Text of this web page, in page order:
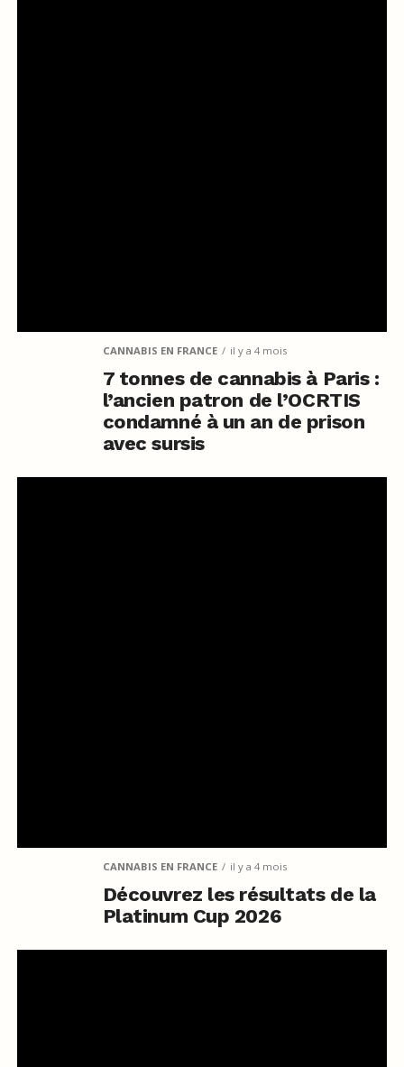
CANNABIS EN FRANCE il y a 4 mois
7 tonnes de cannabis à Paris :
l’ancien patron de l’OCRTIS
condamné à un an de prison
avec sursis
CANNABIS EN FRANCE il y a 4 mois
Découvrez les résultats de la
Platinum Cup 2026